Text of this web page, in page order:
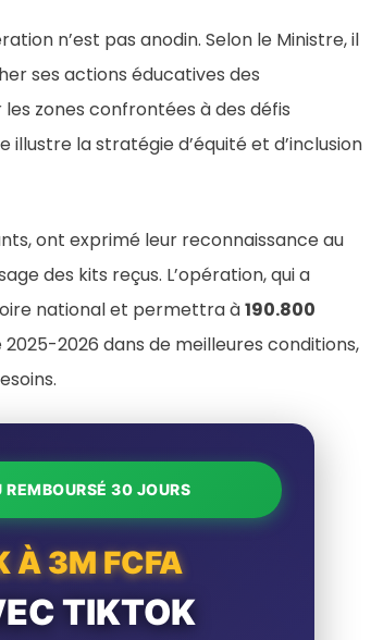
n’est pas anodin. Selon le Ministre, il
ses actions éducatives des
zones confrontées à des défis
la stratégie d’équité et d’inclusion
ont exprimé leur reconnaissance au
des kits reçus. L’opération, qui a
national et permettra à190.800
2026 dans de meilleures conditions,
30 JOURS
À 3M FCFA
TIKTOK